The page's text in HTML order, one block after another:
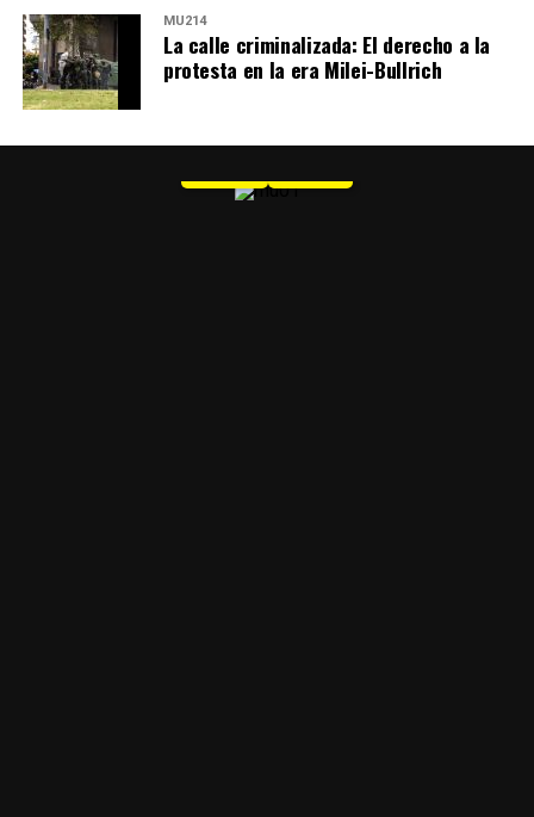
MU214
La calle criminalizada: El derecho a la
protesta en la era Milei-Bullrich